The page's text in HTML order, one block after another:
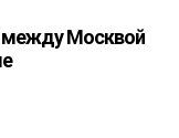
между Москвой